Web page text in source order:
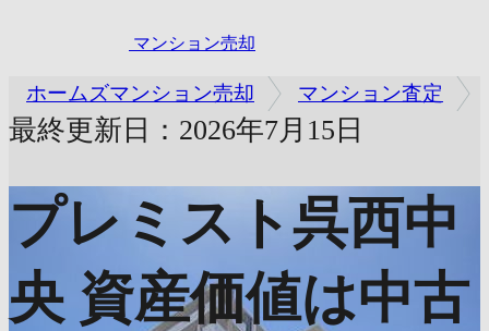
マンション売却
ホームズマンション売却 マンション査定
最終更新日：2026年7月15日
プレミスト呉西中
央 資産価値は中古